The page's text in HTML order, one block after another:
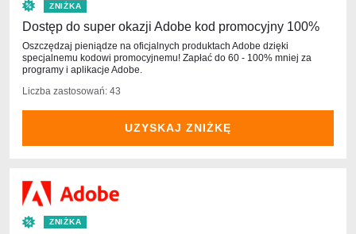
ZNIŻKA
Dostęp do super okazji Adobe kod promocyjny 100%
Oszczędzaj pieniądze na oficjalnych produktach Adobe dzięki
specjalnemu kodowi promocyjnemu! Zapłać do 60 - 100% mniej za
programy i aplikacje Adobe.
Liczba zastosowań: 43
UZYSKAJ ZNIŻKĘ
ZNIŻKA